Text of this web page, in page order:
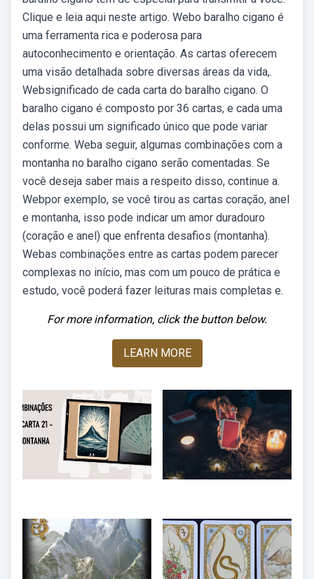
Clique e leia aqui neste artigo. Webo baralho cigano é
uma ferramenta rica e poderosa para
autoconhecimento e orientação. As cartas oferecem
uma visão detalhada sobre diversas áreas da vida,.
Websignificado de cada carta do baralho cigano. O
baralho cigano é composto por 36 cartas, e cada uma
delas possui um significado único que pode variar
conforme. Weba seguir, algumas combinações com a
montanha no baralho cigano serão comentadas. Se
você deseja saber mais a respeito disso, continue a.
Webpor exemplo, se você tirou as cartas coração, anel
e montanha, isso pode indicar um amor duradouro
(coração e anel) que enfrenta desafios (montanha).
Webas combinações entre as cartas podem parecer
complexas no início, mas com um pouco de prática e
estudo, você poderá fazer leituras mais completas e.
For more information, click the button below.
LEARN MORE